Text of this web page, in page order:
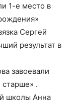
1-е место в
Сергей
результат в
завоевали
старше» .
школы Анна